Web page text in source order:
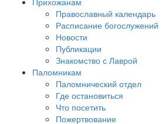
Православный календарь
Расписание богослужений
Новости
Публикации
Знакомство с Лаврой
Паломникам
Паломнический отдел
Где остановиться
Что посетить
Пожертвование